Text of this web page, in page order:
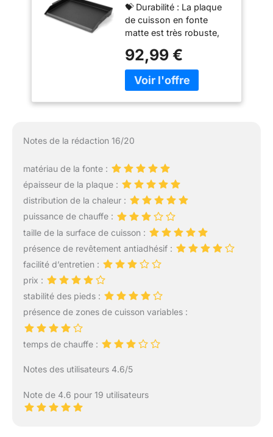
antiadhésive,
plaque de cuisson
idéale pour
barbecues à gaz,
charbon et
électrique, pour
cuisinières, cuisine
extérieure, avec
💝 Durabilité : La plaque
de cuisson en fonte
matte est très robuste,
déformations et aux
dommages, et a une
durée de vie bien plus
matériaux. 💝 Bonne
et uniformément la
chaleur, permettant aux
aliments de chauffer
complètement en peu de
temps. Cela signifie que
vos plats cuiront plus
vite, avec une texture
croustillante à l'extérieur
pour une meilleure
saveur. Par exemple,
lorsque vous faites griller
rapidement scellée,
brune et une viande
Compatible avec
92,99 €
Notes de la rédaction 16/20
matériau de la fonte :
épaisseur de la plaque :
distribution de la chaleur :
puissance de chauffe :
taille de la surface de cuisson :
présence de revêtement antiadhésif :
facilité d’entretien :
prix :
stabilité des pieds :
présence de zones de cuisson variables :
temps de chauffe :
Notes des utilisateurs 4.6/5
Note de 4.6 pour 19 utilisateurs